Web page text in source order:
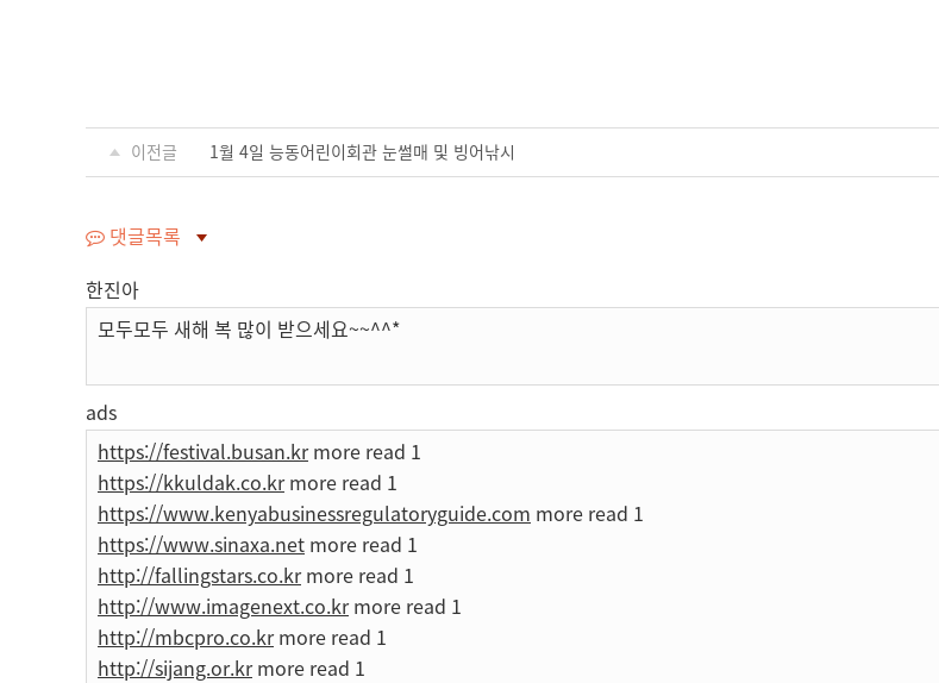
이전글 1월 4일 능동어린이회관 눈썰매 및 빙어낚시
댓글목록
한진아
모두모두 새해 복 많이 받으세요~~^^*
ads
https://festival.busan.krmore read 1
https://kkuldak.co.krmore read 1
https://www.kenyabusinessregulatoryguide.com more read 1
https://www.sinaxa.net more read 1
http://fallingstars.co.krmore read 1
http://www.imagenext.co.krmore read 1
http://mbcpro.co.krmore read 1
http://sijang.or.krmore read 1